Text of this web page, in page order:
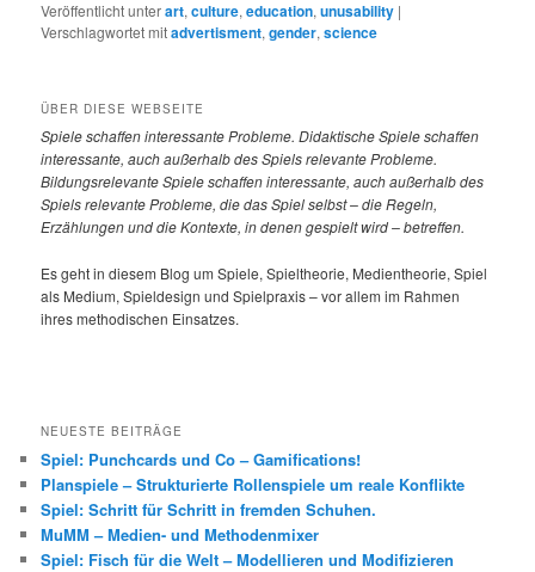
Veröffentlicht unterart,culture,education,unusability |
Verschlagwortet mitadvertisment,gender,science
ÜBER DIESE WEBSEITE
Spieleschaffen interessante Probleme. Didaktische Spiele schaffen
interessante, auch außerhalb des Spiels relevante Probleme.
Bildungsrelevante Spiele schaffen interessante, auch außerhalb des
Spiels relevante Probleme, die das Spiel selbst – die Regeln,
Erzählungen und die Kontexte, in denen gespielt wird – betreffen.
Es geht in diesem Blog um Spiele, Spieltheorie, Medientheorie, Spiel
als Medium, Spieldesign und Spielpraxis – vor allem im Rahmen
ihres methodischen Einsatzes.
NEUESTE BEITRÄGE
Spiel: Punchcards und Co – Gamifications!
Planspiele – Strukturierte Rollenspiele um reale Konflikte
Spiel: Schritt für Schritt in fremden Schuhen.
MuMM – Medien- und Methodenmixer
Spiel: Fisch für die Welt – Modellieren und Modifizieren